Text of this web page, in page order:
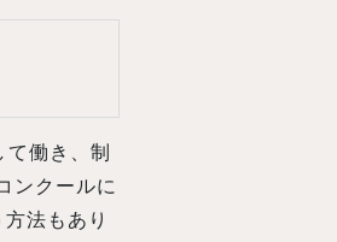
働き、制
ンクールに
法もあり